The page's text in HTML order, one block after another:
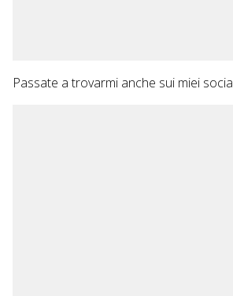
Passate a trovarmi anche sui miei